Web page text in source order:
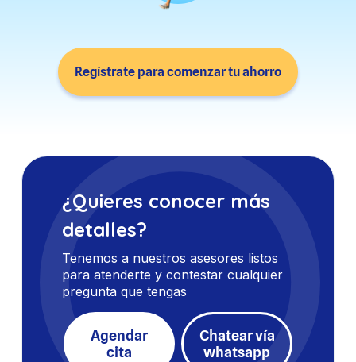
Regístrate para comenzar tu ahorro
¿Quieres conocer más
detalles?
Tenemos a nuestros asesores listos
para atenderte y contestar cualquier
pregunta que tengas
Agendar
cita
Chatear vía
whatsapp